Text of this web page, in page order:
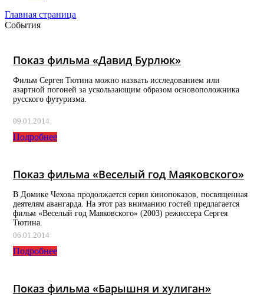
Главная страница
События
Показ фильма «Давид Бурлюк»
Фильм Сергея Тютина можно назвать исследованием или
азартной погоней за ускользающим образом основоположника
русского футуризма.
09.01.2014
Подробнее
Показ фильма «Веселый год Маяковского»
В Домике Чехова продолжается серия кинопоказов, посвященная
деятелям авангарда. На этот раз вниманию гостей предлагается
фильм «Веселый год Маяковского» (2003) режиссера Сергея
Тютина.
06.01.2014
Подробнее
Показ фильма «Барышня и хулиган»